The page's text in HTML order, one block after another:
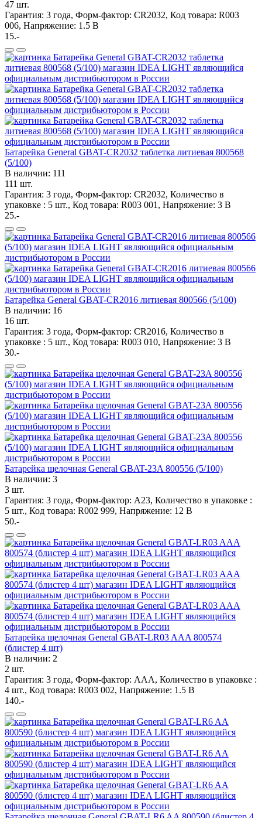
47 шт.
Гарантия: 3 года, Форм-фактор: CR2032, Код товара: R003
006, Напряжение: 1.5 В
15.-
Батарейка General GBAT-CR2032 таблетка литиевая 800568
(5/100)
В наличии: 111
111 шт.
Гарантия: 3 года, Форм-фактор: CR2032, Количество в
упаковке : 5 шт., Код товара: R003 001, Напряжение: 3 В
25.-
Батарейка General GBAT-CR2016 литиевая 800566 (5/100)
В наличии: 16
16 шт.
Гарантия: 3 года, Форм-фактор: CR2016, Количество в
упаковке : 5 шт., Код товара: R003 010, Напряжение: 3 В
30.-
Батарейка щелочная General GBAT-23A 800556 (5/100)
В наличии: 3
3 шт.
Гарантия: 3 года, Форм-фактор: А23, Количество в упаковке :
5 шт., Код товара: R002 999, Напряжение: 12 В
50.-
Батарейка щелочная General GBAT-LR03 AAA 800574
(блистер 4 шт)
В наличии: 2
2 шт.
Гарантия: 3 года, Форм-фактор: ААА, Количество в упаковке :
4 шт., Код товара: R003 002, Напряжение: 1.5 В
140.-